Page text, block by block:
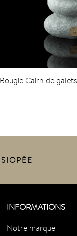
Bougie Cairn de galets
INFORMATIONS
Notre marque